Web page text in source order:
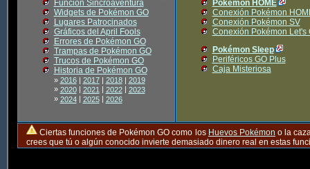
Función Sincroaventura
Widgets de Pokémon GO
Lugares Patrocinados
Gráficos del April Fools
Errores de Pokémon GO
Trampas de Pokémon GO
Trucos de Pokémon GO
Historia de Pokémon GO
» 2016| 2017| 2018| 2019
» 2020| 2021| 2022| 2023
» 2024| 2025| 2026
Pokémon HOME
Conexión Pokémon
Conexión Pokémon SV
Conexión Pokémon Let's
Pokémon Sleep
Periféricos GO Plus
Caja Misteriosa
Ciertas funciones de Pokémon GO como los Huevos Pokémon o la
crees que tú o algún conocido invierte demasiado dinero real en estas